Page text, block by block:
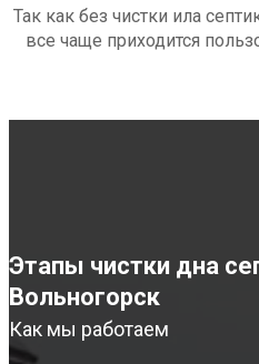
Так как без чистки ила
все чаще приходится
Этапы чистки дна
Вольногорск
Как мы работаем